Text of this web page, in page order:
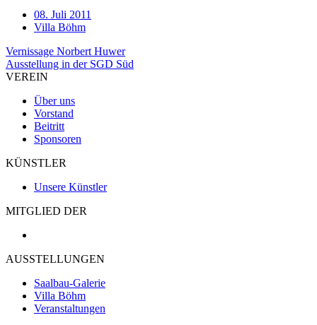
08. Juli 2011
Villa Böhm
Beitragsnavigation
Vernissage Norbert Huwer
Ausstellung in der SGD Süd
VEREIN
Über uns
Vorstand
Beitritt
Sponsoren
KÜNSTLER
Unsere Künstler
MITGLIED DER
AUSSTELLUNGEN
Saalbau-Galerie
Villa Böhm
Veranstaltungen